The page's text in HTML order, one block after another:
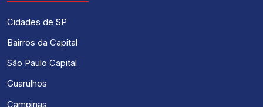
Cidades de SP
Bairros da Capital
São Paulo Capital
Guarulhos
Campinas